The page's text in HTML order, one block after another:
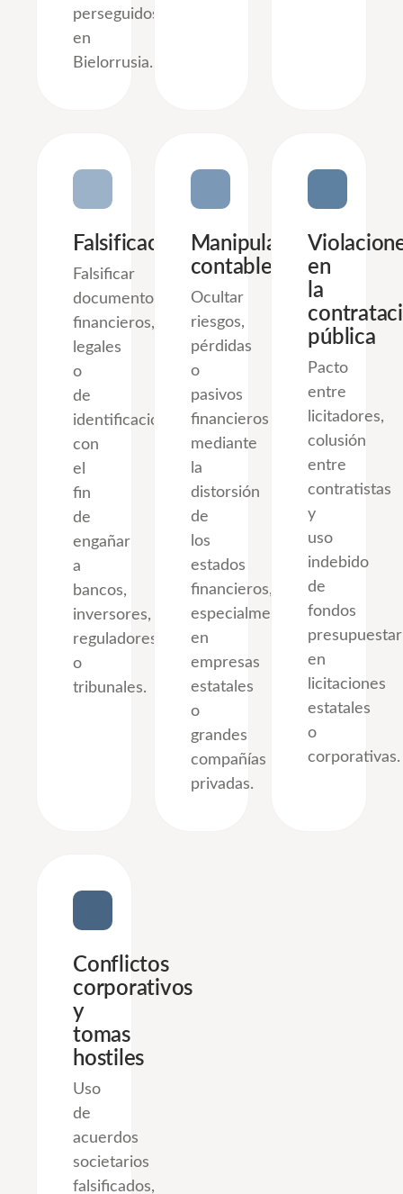
perseguidos
en
Bielorrusia.
Falsificación
Falsificar
documentos
financieros,
legales
o
de
identificación
con
el
fin
de
engañar
a
bancos,
inversores,
reguladores
o
tribunales.
Manipulaciones
contables
Ocultar
riesgos,
pérdidas
o
pasivos
financieros
mediante
la
distorsión
de
los
estados
financieros,
especialmente
en
empresas
estatales
o
grandes
compañías
privadas.
en
la
pública
Pacto
entre
licitadores,
colusión
entre
contratistas
y
uso
indebido
de
fondos
en
licitaciones
estatales
o
corporativas.
Conflictos
corporativos
y
tomas
hostiles
Uso
de
acuerdos
societarios
falsificados,